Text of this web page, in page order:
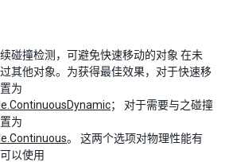
碰撞检测，可避免快速移动的对象 在未
其他对象。为获得最佳效果，对于快速移
为
； 对于需要与之碰撞
为
。 这两个选项对物理性能有
以使用